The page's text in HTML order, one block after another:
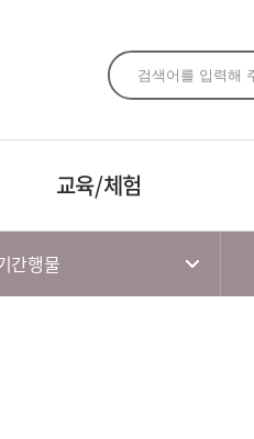
교육/체험
간행물